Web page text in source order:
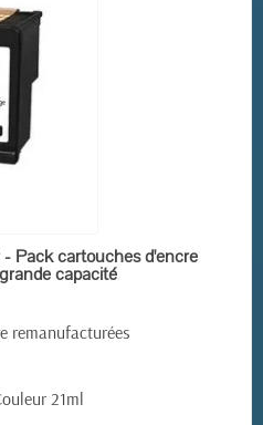
STOCK
Pack cartouches d'encre
capacité
remanufacturées
21ml